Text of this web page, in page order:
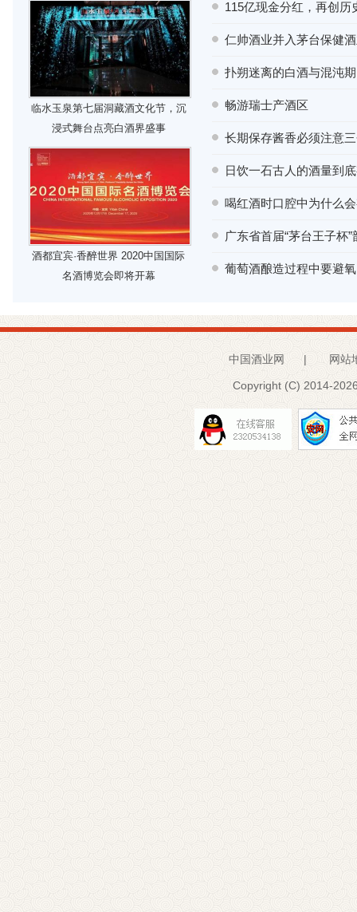
临水玉泉第七届洞藏酒文化节，沉
浸式舞台点亮白酒界盛事
酒都宜宾·香醉世界 2020中国国际
名酒博览会即将开幕
115亿现金分红，再创
仁帅酒业并入茅台保健
扑朔迷离的白酒与混沌期
畅游瑞士产酒区
长期保存酱香必须注意
日饮一石古人的酒量到
喝红酒时口腔中为什么
广东省首届“茅台王子杯
葡萄酒酿造过程中要避
中国酒业网 | 网站
Copyright (C) 2014-